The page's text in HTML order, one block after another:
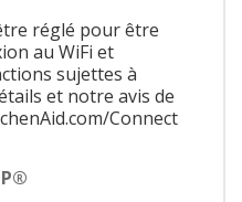
réglé pour être
au WiFi et
sujettes à
et notre avis de
Connect